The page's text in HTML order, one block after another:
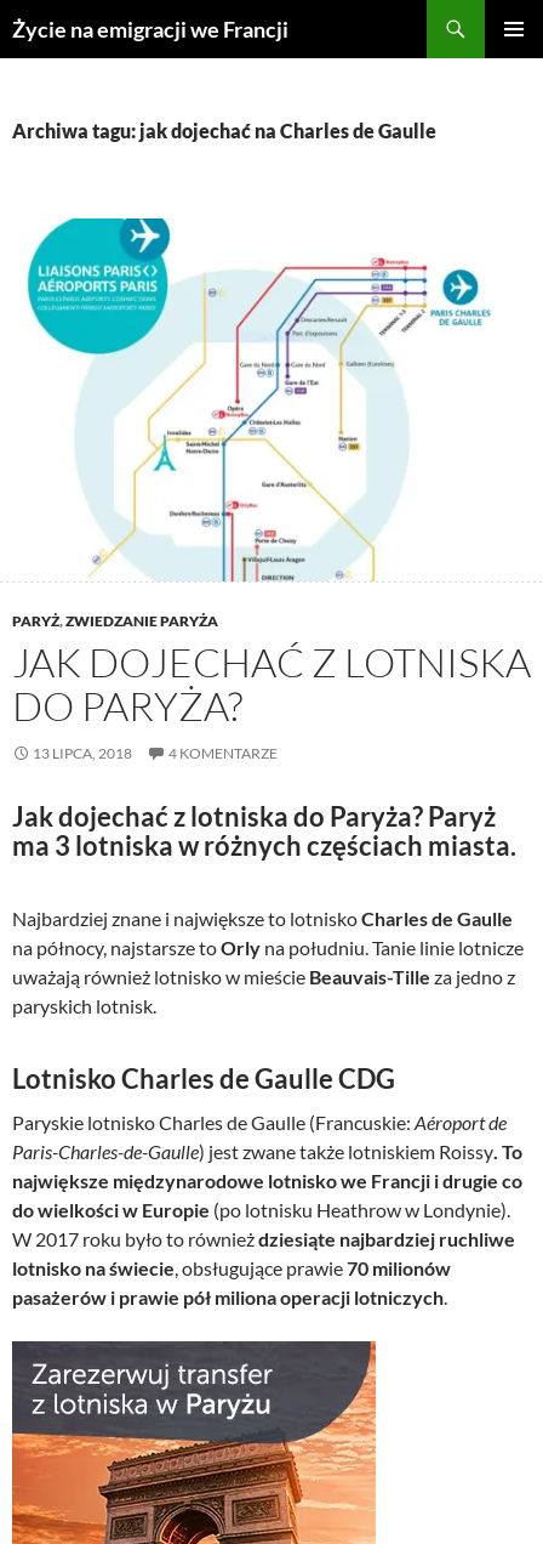
Przejdź
doŻycie na emigracji we Francji
Archiwa tagu: jak dojechać na Charles de Gaulle
PARYŻ,ZWIEDZANIE PARYŻA
JAK DOJECHAĆ Z LOTNISKA
DO PARYŻA?
13 LIPCA, 2018 4 KOMENTARZE
Jak dojechać z lotniska do Paryża? Paryż
ma 3 lotniska w różnych częściach miasta.
Najbardziej znane i największe to lotniskoCharles de Gaulle
na północy, najstarsze toOrly na południu. Tanie linie lotnicze
uważają również lotnisko w mieście Beauvais-Tille za jedno z
paryskich lotnisk.
Lotnisko Charles de Gaulle CDG
Paryskie lotnisko Charles de Gaulle (Francuskie: Aéroport de
Paris-Charles-de-Gaulle) jest zwane także lotniskiem Roissy . To
największe międzynarodowe lotnisko we Francji i drugie co
do wielkości w Europie (po lotnisku Heathrow w Londynie).
W 2017 roku było to równieżdziesiąte najbardziej ruchliwe
lotnisko na świecie , obsługujące prawie70 milionów
pasażerów i prawie pół miliona operacji lotniczych